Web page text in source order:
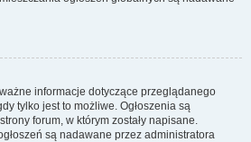
informacje dotyczące przeglądanego
tylko jest to możliwe. Ogłoszenia są
forum, w którym zostały napisane.
są nadawane przez administratora